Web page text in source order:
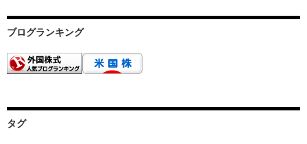
ブログランキング
タグ